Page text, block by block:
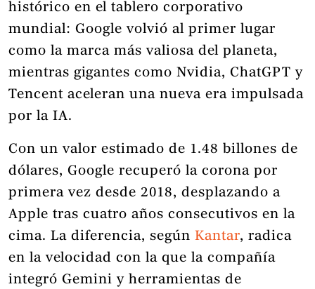
histórico en el tablero corporativo
mundial: Google volvió al primer lugar
como la marca más valiosa del planeta,
mientras gigantes como Nvidia, ChatGPT y
Tencent aceleran una nueva era impulsada
por la IA.
Con un valor estimado de 1.48 billones de
dólares, Google recuperó la corona por
primera vez desde 2018, desplazando a
Apple tras cuatro años consecutivos en la
cima. La diferencia, según Kantar, radica
en la velocidad con la que la compañía
integró Gemini y herramientas de